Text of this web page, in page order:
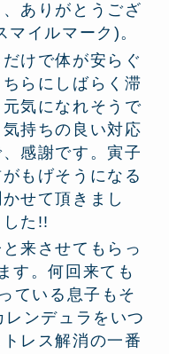
ありがとうござ
イルマーク)。
けで体が安らぐ
らにしばらく滞
気になれそうで
持ちの良い対応
感謝です。寅子
もげそうになる
せて頂きまし
た!!
来させてもらっ
す。何回来ても
ている息子もそ
ンデュラをいつ
レス解消の一番